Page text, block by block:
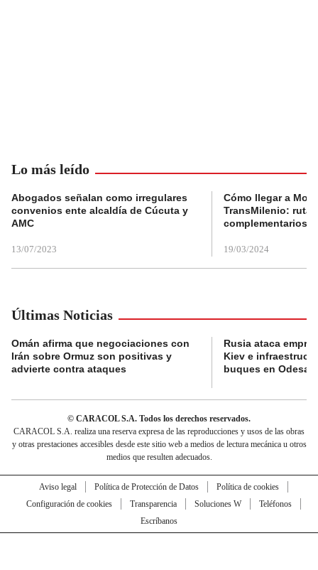
Lo más leído
Abogados señalan como irregulares
convenios ente alcaldía de Cúcuta y
AMC
13/07/2023
Cómo llegar a
TransMilenio:
complementarios
19/03/2024
Últimas Noticias
Omán afirma que negociaciones con
Irán sobre Ormuz son positivas y
advierte contra ataques
Rusia ataca
Kiev e
buques en Odesa
© CARACOL S.A. Todos los derechos reservados.
CARACOL S.A. realiza una reserva expresa de las reproducciones y usos de las obras
y otras prestaciones accesibles desde este sitio web a medios de lectura mecánica u otros
medios que resulten adecuados.
Aviso legal Política de Protección de Datos
Política de cookies
Configuración de cookies
Transparencia Soluciones W
Teléfonos
Escríbanos